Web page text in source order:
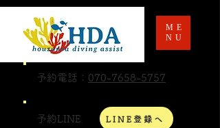
予約電話： 070-7658-5757
予約LINE LINE登録へ
ME
NU